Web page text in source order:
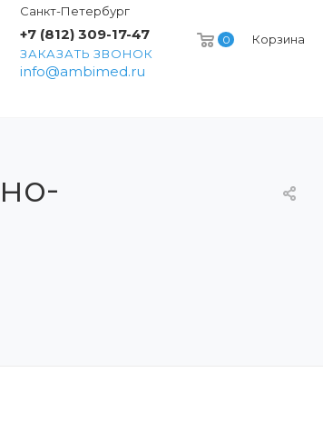
0 Корзина
Санкт-Петербург
+7 (812) 309-17-47
ЗАКАЗАТЬ ЗВОНОК
info@ambimed.ru